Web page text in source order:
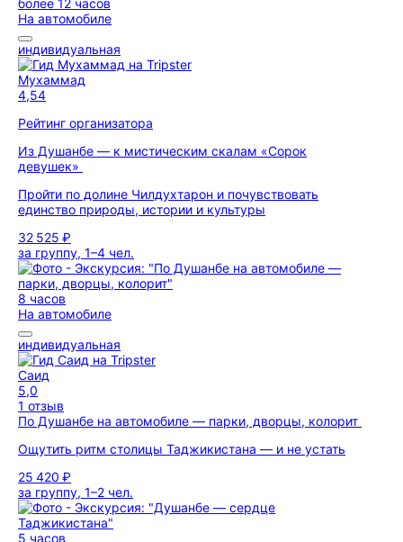
более 12 часов
На автомобиле
индивидуальная
Мухаммад
4,54
Рейтинг организатора
Из Душанбе — к мистическим скалам «Сорок
девушек»
Пройти по долине Чилдухтарон и почувствовать
единство природы, истории и культуры
32 525 ₽
за группу, 1–4 чел.
8 часов
На автомобиле
индивидуальная
Саид
5,0
1 отзыв
По Душанбе на автомобиле — парки, дворцы, колорит
Ощутить ритм столицы Таджикистана — и не устать
25 420 ₽
за группу, 1–2 чел.
5 часов